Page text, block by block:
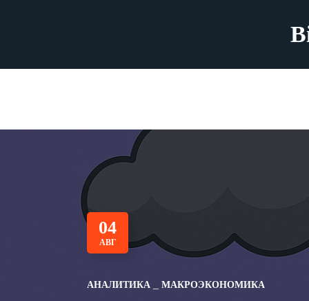
04
АВГ
АНАЛИТИКА МАКРОЭКОНОМИКА